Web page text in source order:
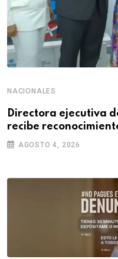
NACIONALES
Directora ejecutiva
recibe
AGOSTO 4, 2026